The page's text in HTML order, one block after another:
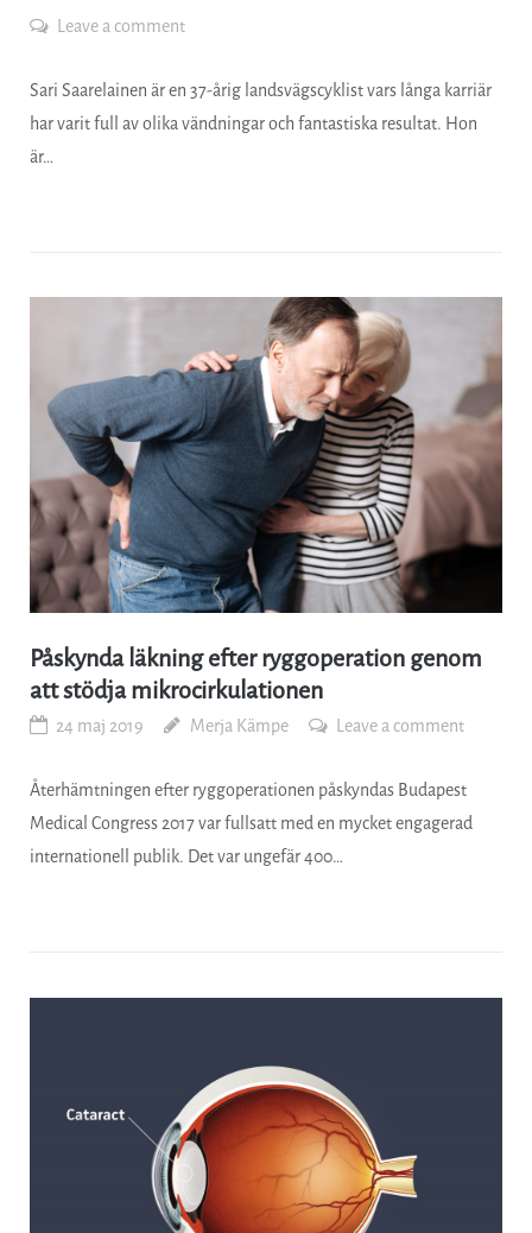
Leave a comment
Sari Saarelainen är en 37-årig landsvägscyklist vars långa karriär
har varit full av olika vändningar och fantastiska resultat. Hon
är…
Påskynda läkning efter ryggoperation genom
att stödja mikrocirkulationen
24 maj 2019 Merja Kämpe Leave a comment
Återhämtningen efter ryggoperationen påskyndas Budapest
Medical Congress 2017 var fullsatt med en mycket engagerad
internationell publik. Det var ungefär 400…